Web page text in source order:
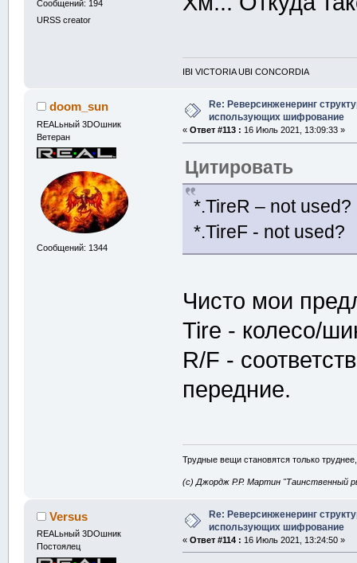
Сообщений: 194
URSS creator
IBI VICTORIA UBI CONCORDIA
doom_sun
REALьный 3DOшник
Ветеран
Сообщений: 1344
Re: Реверсинженеринг
использующих шифрование
«Ответ #113 : 16 Июль 2021, 13:09:33 »
Цитировать
*.TireR – not used?
*.TireF - not used?
Чисто мои
Tire - колесо/
R/F -
передние.
Трудные вещи становятся только
(с) Джордж Р.Р. Мартин "Таинственный
Versus
REALьный 3DOшник
Постоялец
Re: Реверсинженеринг
использующих шифрование
«Ответ #114 : 16 Июль 2021, 13:24:50 »